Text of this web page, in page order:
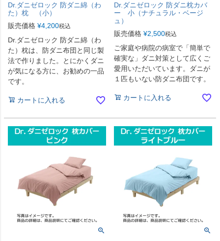
Dr.ダニゼロック 防ダニ綿（わ
た）枕 （小）
販売価格 ¥4,200税込
Dr.ダニゼロック 防ダニ綿（わ
た）枕は、防ダニ布団と同じ製
法で作りました。とにかくダニ
が気になる方に、お勧めの一品
です。
カートに入れる
Dr.ダニゼロック 防ダニ枕カバ
ー 小（ナチュラル・ベージ
ュ）
販売価格 ¥2,500税込
ご家庭や病院の病室で「簡単で
確実な」ダニ対策として広くご
愛用いただいています。ダニが
１匹もいない防ダニ布団です。
カートに入れる